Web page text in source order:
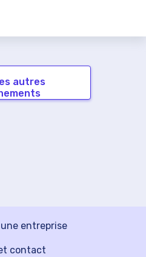
autres
entreprise
contact